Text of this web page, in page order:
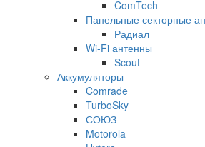
ComTech
Панельные секторные
Радиал
Wi-Fi антенны
Scout
Аккумуляторы
Comrade
TurboSky
СОЮЗ
Motorola